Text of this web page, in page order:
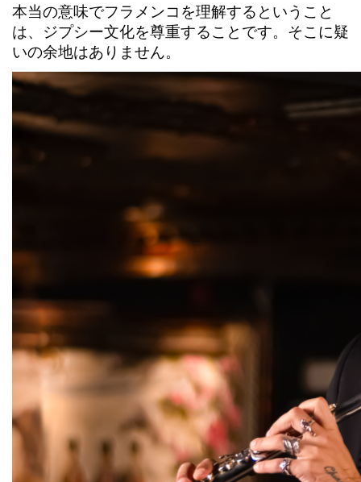
本当の意味でフラメンコを理解するということ
は、ジプシー文化を尊重することです。そこに疑
いの余地はありません。